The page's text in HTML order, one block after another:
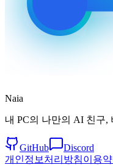
Naia
내 PC의 나만의 AI 친구,
GitHub
Discord
개인정보처리방침이용